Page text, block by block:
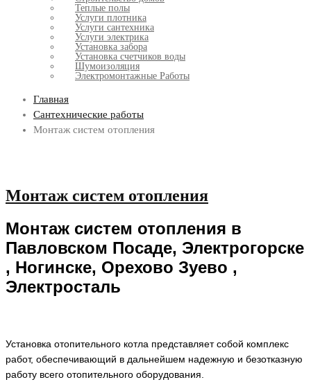
Теплые полы
Услуги плотника
Услуги сантехника
Услуги электрика
Установка забора
Установка счетчиков воды
Шумоизоляция
Электромонтажные Работы
Главная
Сантехнические работы
Монтаж систем отопления
Монтаж систем отопления
Монтаж систем отопления в
Павловском Посаде, Электрогорске
, Ногинске, Орехово Зуево ,
Электросталь
Установка отопительного котла представляет собой комплекс
работ, обеспечивающий в дальнейшем надежную и безотказную
работу всего отопительного оборудования.